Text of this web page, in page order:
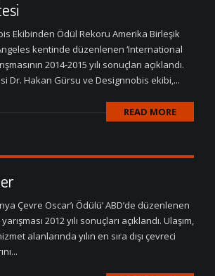
Ekibinden Ödül Rekoru Amerika Birleşik
kentinde düzenlenen ‘International
2014-2015 yılı sonuçları açıklandı.
Dr. Hakan Gürsu ve Designnobis ekibi,...
READ MORE
Çevre Oscar’ı Ödülü’ ABD’de düzenlenen
2012 yılı sonuçları açıklandı. Ulaşım,
alanlarında yılın en sıra dışı çevreci